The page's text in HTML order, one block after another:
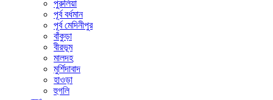
পুরুলিয়া
পূর্ব বর্ধমান
পূর্ব মেদিনীপুর
বাঁকুড়া
বীরভূম
মালদহ
মুর্শিদাবাদ
হাওড়া
হুগলি